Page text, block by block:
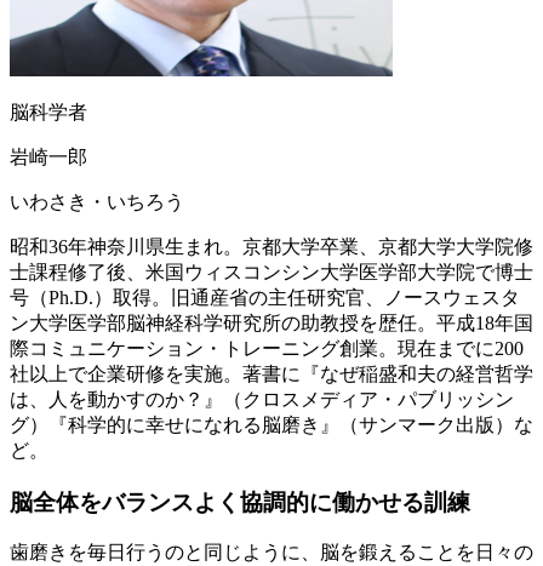
脳科学者
岩崎一郎
いわさき・いちろう
昭和36年神奈川県生まれ。京都大学卒業、京都大学大学院修
士課程修了後、米国ウィスコンシン大学医学部大学院で博士
号（Ph.D.）取得。旧通産省の主任研究官、ノースウェスタ
ン大学医学部脳神経科学研究所の助教授を歴任。平成18年国
際コミュニケーション・トレーニング創業。現在までに200
社以上で企業研修を実施。著書に『なぜ稲盛和夫の経営哲学
は、人を動かすのか？』（クロスメディア・パブリッシン
グ）『科学的に幸せになれる脳磨き』（サンマーク出版）な
ど。
脳全体をバランスよく 協調的に働かせる訓練
歯磨きを毎日行うのと同じように、脳を鍛えることを日々の